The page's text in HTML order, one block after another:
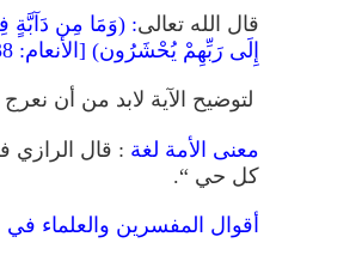
قال الله تعالى: (وَمَا مِن دَآبَّةٍ
إِلَى رَبِّهِمْ يُحْشَرُون) [الأنعام: 38].
لتوضيح الآية لابد من أن
معنى الأمة لغة : قال الرازي
كل حي “.
أقوال المفسرين والعلماء في